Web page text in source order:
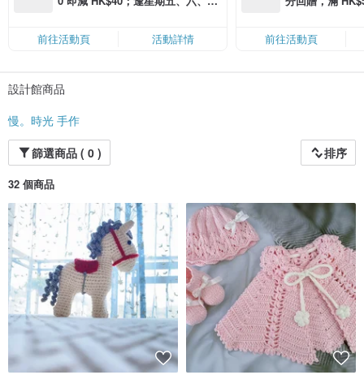
卡」結帳）
前往活動頁 活動詳情
前往活動頁
設計館商品
慢。時光 手作
篩選商品 ( 0 )
排序
32 個商品